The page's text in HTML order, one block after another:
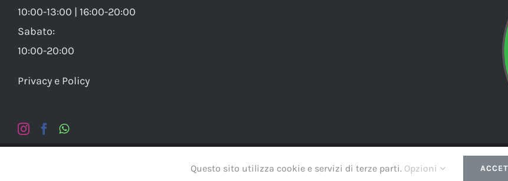
10:00-13:00 | 16:00-20:00
Sabato:
10:00-20:00
Privacy e Policy
Questo sito utilizza cookie e servizi di terze parti. Opzioni